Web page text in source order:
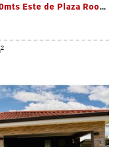
Alquiler de Local Esquinero 200mts Este de Plaza Roosevelt
2